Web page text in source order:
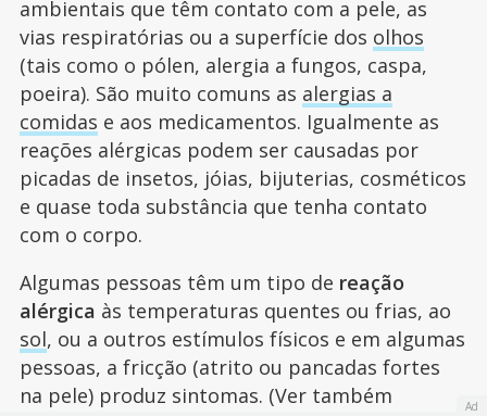
ambientais que têm contato com a pele, as
vias respiratórias ou a superfície dos olhos
(tais como o pólen, alergia a fungos, caspa,
poeira). São muito comuns as alergias a
comidas e aos medicamentos. Igualmente as
reações alérgicas podem ser causadas por
picadas de insetos, jóias, bijuterias, cosméticos
e quase toda substância que tenha contato
com o corpo.
Algumas pessoas têm um tipo de reação
alérgica às temperaturas quentes ou frias, ao
sol, ou a outros estímulos físicos e em algumas
pessoas, a fricção (atrito ou pancadas fortes
na pele) produz sintomas. (Ver também
Ad